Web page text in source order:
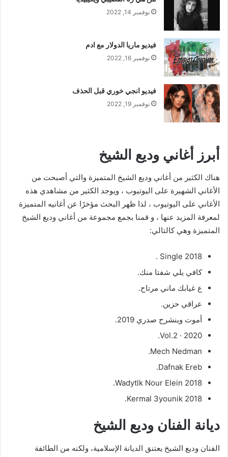
نوفمبر 14, 2022
فيديو ماريا الدولار مع ادم
نوفمبر 16, 2022
فيديو انجي خوري قبل الحذف
نوفمبر 19, 2022
أبرز أغاني وديع الشيخ
هناك الكثير من أغاني وديع الشيخ المتميزة والتي أصبحت من
الأغاني الشهيرة على اليوتيوب ، ويوجد الكثير من مشاهدي هذه
الأغاني على اليوتيوب ، لذا ظهر البحث مؤخرًا عن أغانيه المتميزة
لمعرفة المزيد عنها ، و قمنا بجمع مجموعة من أغاني وديع الشيخ
المتميزة وهي كالتالي:
Single 2018 .
كافي يلي شفتا منك.
ع غيابك ماني مرتاح.
عراقي حزين.
أموت وينشرح صدري 2019.
Vol.2 · 2020.
Mech Nedman.
Dafnak Ereb.
Wadytlk Nour Elein 2018.
Kermal 3younik 2018.
ديانة الفنان وديع الشيخ
الفنان وديع الشيخ يعتنق الديانة الإسلامية، ولكنه من الطائفة